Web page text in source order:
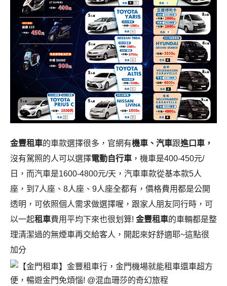
金豐租車的車款選擇很多，官網有機車、汽車跟進口車，
沒有駕照的人可以選擇電動自行車 ，機車是400-450元/
日，而汽車是1600-4800元/天，汽車車款從基本款5人
座，到7人座、8人座、9人座全都有，價格費用都是公開
透明，可依照個人需求做選擇喔，跟家人朋友同行時，可
以一起租車費用平均下來也很划算! 金豐租車的車輛都是整
理清潔過的無煙車再交給客人，開起來好舒適耶~這點很
加分